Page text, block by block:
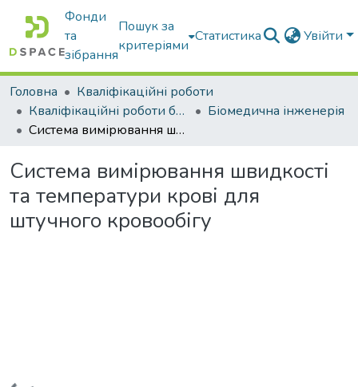
Фонди
та
зібрання
Пошук за
критеріями
Статистика Увійти
Головна
Кваліфікаційні роботи
Кваліфікаційні роботи бакалаврів
Біомедична інженерія
Система вимірювання швидкості та температури крові для штучного кровообігу
Система вимірювання швидкості
та температури крові для
штучного кровообігу